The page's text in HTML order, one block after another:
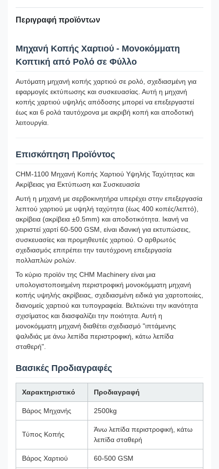
Περιγραφή προϊόντων
Μηχανή Κοπής Χαρτιού - Μονοκόμματη
Κοπτική από Ρολό σε Φύλλο
Αυτόματη μηχανή κοπής χαρτιού σε ρολό, σχεδιασμένη για
εφαρμογές εκτύπωσης και συσκευασίας. Αυτή η μηχανή
κοπής χαρτιού υψηλής απόδοσης μπορεί να επεξεργαστεί
έως και 6 ρολά ταυτόχρονα με ακριβή κοπή και αποδοτική
λειτουργία.
Επισκόπηση Προϊόντος
CHM-1100 Μηχανή Κοπής Χαρτιού Υψηλής Ταχύτητας και
Ακρίβειας για Εκτύπωση και Συσκευασία
Αυτή η μηχανή με σερβοκινητήρα υπερέχει στην επεξεργασία
λεπτού χαρτιού με υψηλή ταχύτητα (έως 400 κοπές/λεπτό),
ακρίβεια (ακρίβεια ±0.5mm) και αποδοτικότητα. Ικανή να
χειριστεί χαρτί 60-500 GSM, είναι ιδανική για εκτυπώσεις,
συσκευασίες και προμηθευτές χαρτιού. Ο αρθρωτός
σχεδιασμός επιτρέπει την ταυτόχρονη επεξεργασία
πολλαπλών ρολών.
Το κύριο προϊόν της CHM Machinery είναι μια
υπολογιστοποιημένη περιστροφική μονοκόμματη μηχανή
κοπής υψηλής ακρίβειας, σχεδιασμένη ειδικά για χαρτοποιίες,
διανομείς χαρτιού και τυπογραφεία. Βελτιώνει την ικανότητα
σχισίματος και διασφαλίζει την ποιότητα. Αυτή η
μονοκόμματη μηχανή διαθέτει σχεδιασμό "ιπτάμενης
ψαλιδιάς με άνω λεπίδα περιστροφική, κάτω λεπίδα
σταθερή".
Βασικές Προδιαγραφές
Χαρακτηριστικό Προδιαγραφή
Βάρος Μηχανής 2500kg
Τύπος Κοπής
Άνω λεπίδα περιστροφική, κάτω
λεπίδα σταθερή
Βάρος Χαρτιού 60-500 GSM